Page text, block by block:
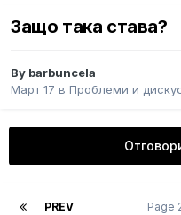
Защо така става?
By barbuncela
Март 17 в Проблеми и
PREV Page